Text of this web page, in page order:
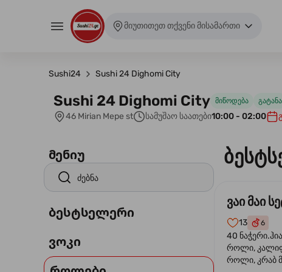
მიუთითეთ თქვენი მისამართი
Sushi24 Sushi 24 Dighomi City
Sushi 24 Dighomi City მიწოდება გატანა
46 Mirian Mepe st სამუშაო საათები10:00 - 02:00
მენიუ
ბესტსელერი
ვოკი
ვაი მაი
13 6
40
როლი,
როლი, კრაბ